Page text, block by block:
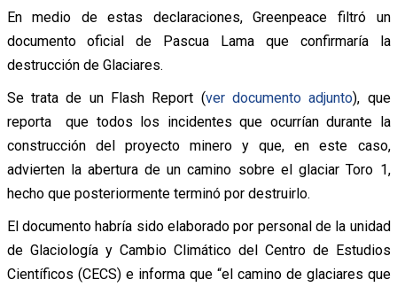
En medio de estas declaraciones, Greenpeace filtró un
documento oficial de Pascua Lama que confirmaría la
destrucción de Glaciares.
Se trata de un Flash Report (ver documento adjunto), que
reporta que todos los incidentes que ocurrían durante la
construcción del proyecto minero y que, en este caso,
advierten la abertura de un camino sobre el glaciar Toro 1,
hecho que posteriormente terminó por destruirlo.
El documento habría sido elaborado por personal de la unidad
de Glaciología y Cambio Climático del Centro de Estudios
Científicos (CECS) e informa que “el camino de glaciares que